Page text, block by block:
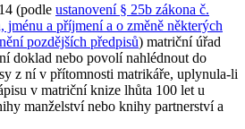
(podle ustanovení § 25b zákona č.
jménu a příjmení a o změně některých
pozdějších předpisů) matriční úřad
doklad nebo povolí nahlédnout do
z ní v přítomnosti matrikáře, uplynula-li
v matriční knize lhůta 100 let u
manželství nebo knihy partnerství a